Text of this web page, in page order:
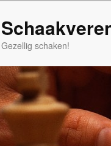
Gezellig schaken!